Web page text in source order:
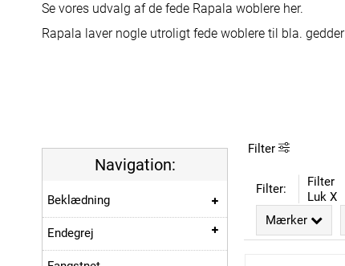
Se vores udvalg af de fede Rapala woblere her.
Rapala laver nogle utroligt fede woblere til bla. gedder
Filter
Filter:
Filter
Luk X
Mærker
Navigation:
Beklædning
Endegrej